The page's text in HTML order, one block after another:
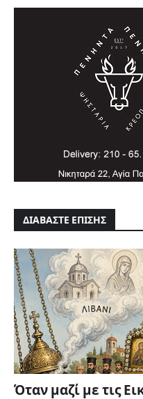
ΔΙΑΒΑΣΤΕ ΕΠΙΣΗΣ
Όταν μαζί με τις